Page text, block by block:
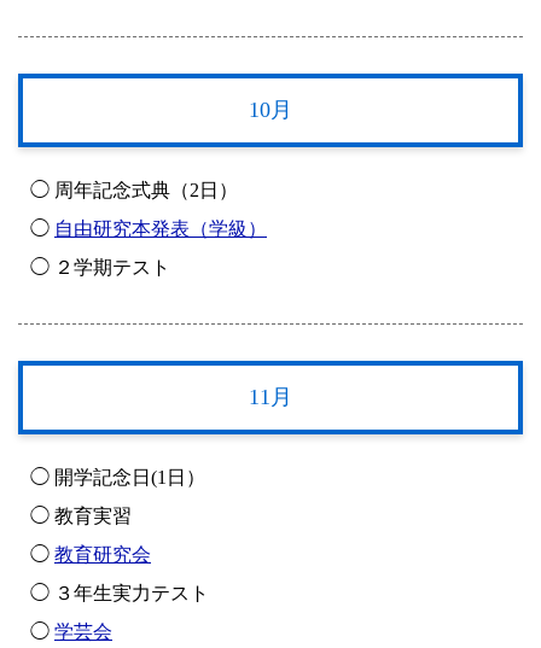
10月
◯ 周年記念式典（2日）
◯ 自由研究本発表（学級）
◯ ２学期テスト
11月
◯ 開学記念日(1日）
◯ 教育実習
◯ 教育研究会
◯ ３年生実力テスト
◯ 学芸会